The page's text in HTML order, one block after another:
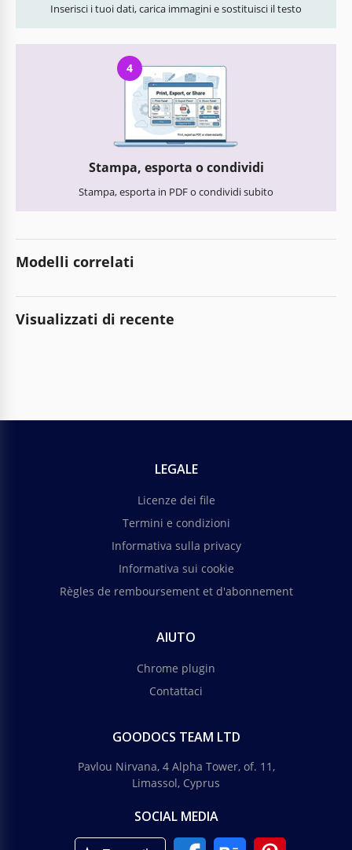
Inserisci i tuoi dati, carica immagini e sostituisci il testo
4
Stampa, esporta o condividi
Stampa, esporta in PDF o condividi subito
Modelli correlati
Visualizzati di recente
LEGALE
Licenze dei file
Termini e condizioni
Informativa sulla privacy
Informativa sui cookie
Règles de remboursement et d'abonnement
AIUTO
Chrome plugin
Contattaci
GOODOCS TEAM LTD
Pavlou Nirvana, 4 Alpha Tower, of. 11,
Limassol, Cyprus
SOCIAL MEDIA